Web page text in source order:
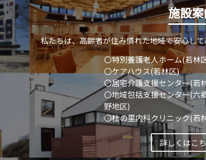
施設
私たちは、高齢者が住み慣れた地域で安心し
〇特別養護老人ホーム(若林
〇ケアハウス(若林区)
〇居宅介護支援センター(若
〇地域包括支援センター(六
野地区)
〇杜の里内科クリニック(若
詳しくはこ